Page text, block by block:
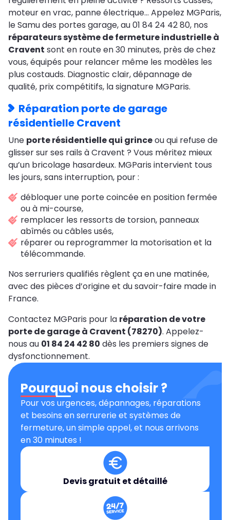
moteur en vrac, panne électrique… Appelez MGParis,
le Samu des portes garage, au 01 84 24 42 80, nos
réparateurs système de fermeture industrielle à
Cravent sont en route en 30 minutes, près de chez
vous, équipés pour relancer même les modèles les
plus costauds. Diagnostic clair, dépannage de
qualité, prix compétitifs, la signature MGParis.
Réparation porte de garage
résidentielle Cravent
Une porte résidentielle qui grinceou qui refuse de
glisser sur ses rails à Cravent ? Vous méritez mieux
qu’un bricolage hasardeux. MGParis intervient tous
les jours, sans interruption, pour :
débloquer une porte coincée en position fermée
ou à mi-course,
remplacer les ressorts de torsion, panneaux
abîmés ou câbles usés,
réparer ou reprogrammer la motorisation et la
télécommande.
Nos serruriers qualifiés règlent ça en une matinée,
avec des pièces d’origine et du savoir-faire made in
France.
Contactez MGParis pour la réparation de votre
porte de garage à Cravent (78270). Appelez-
nous au 01 84 24 42 80 dès les premiers signes de
dysfonctionnement.
Pourquoi nous choisir ?
Pour vos urgences, dépannages, réparations
et besoins en serrurerie et systèmes de
fermeture, un simple appel, et nous arrivons
en 30 minutes !
Devis gratuit et détaillé